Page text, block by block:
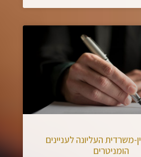
משרדית העליונה לעניינים
הומניטרים